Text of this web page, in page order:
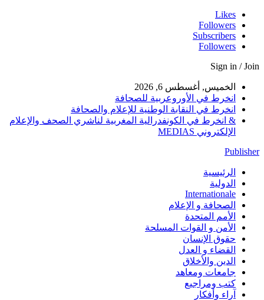
Likes
Followers
Subscribers
Followers
Sign in / Join
الخميس, أغسطس 6, 2026
انخرط في الأوروعربية للصحافة
انخرط في النقابة الوطنية للإعلام والصحافة
& انخرط في الكونفدرالية المغربية لناشري الصحف والإعلام
الإلكتروني MEDIAS
Publisher
الرئيسية
الدولية
Internationale
الصحافة و الإعلام
الأمم المتحدة
الأمن و القوات المسلحة
حقوق الإنسان
القضاء و العدل
الدين والأخلاق
جامعات ومعاهد
كتب ومراجيع
آراء وأفكار